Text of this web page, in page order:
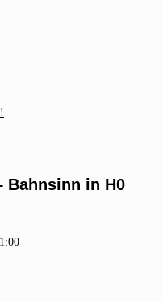
Bahnsinn in H0